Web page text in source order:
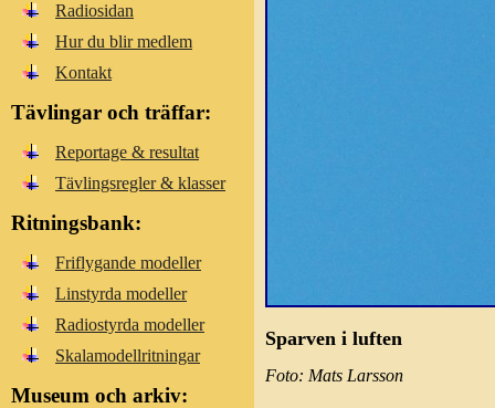
Sparven i luften
Foto: Mats Larsson
Radiosidan
Hur du blir medlem
Kontakt
Tävlingar och träffar:
Reportage & resultat
Tävlingsregler & klasser
Ritningsbank:
Friflygande modeller
Linstyrda modeller
Radiostyrda modeller
Skalamodellritningar
Museum och arkiv: